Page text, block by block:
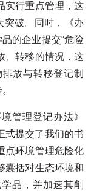
实行重点管理，这
突破。同时，《办
的企业提交“危险
、转移的情况，这
放与转移登记制
管理登记办法》
式提交了我们的书
点环境管理危险化
囊括对生态环境和
品，并加速其削